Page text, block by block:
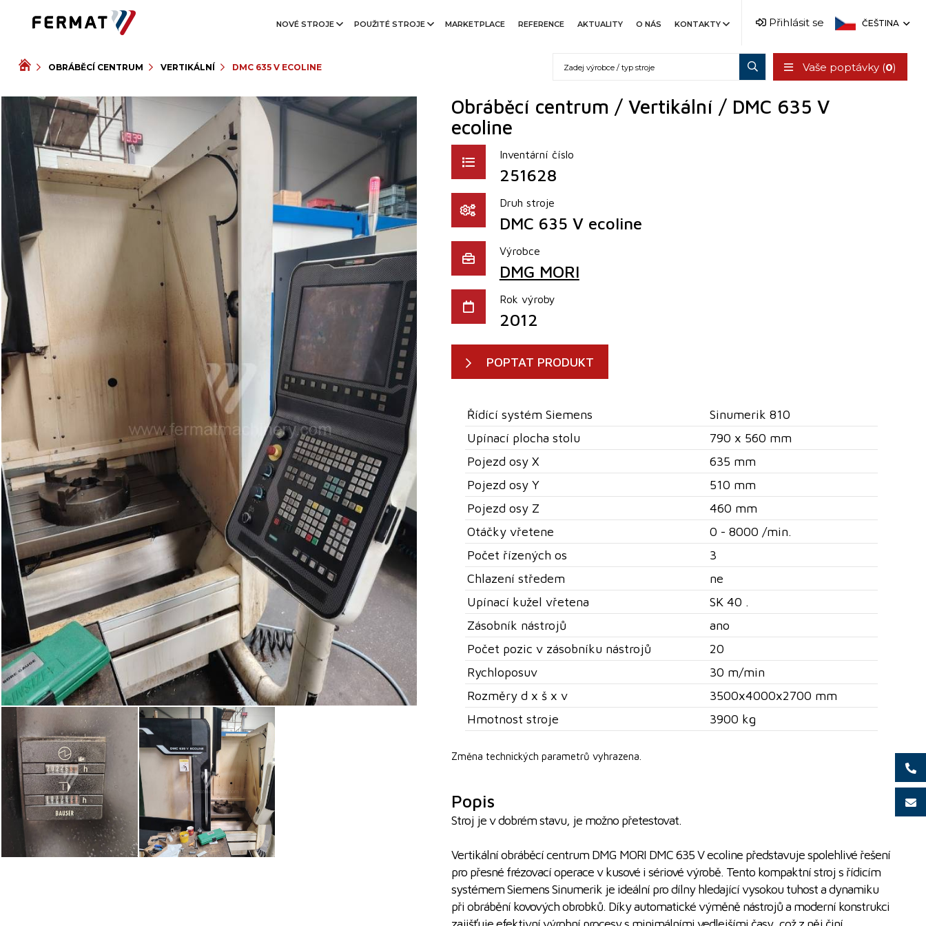
NOVÉ STROJE POUŽITÉ STROJE MARKETPLACE REFERENCE AKTUALITY O NÁS KONTAKTY Přihlásit se ČEŠTINA
OBRÁBĚCÍ CENTRUM VERTIKÁLNÍ DMC 635 V ECOLINE Vaše poptávky (0)
Obráběcí centrum / Vertikální / DMC 635 V
ecoline
Inventární číslo
251628
Druh stroje
DMC 635 V ecoline
Výrobce
DMG MORI
Rok výroby
2012
POPTAT PRODUKT
Řídící systém Siemens
Sinumerik 810
Upínací plocha stolu
790 x 560 mm
Pojezd osy X
635 mm
Pojezd osy Y
510 mm
Pojezd osy Z
460 mm
Otáčky vřetene
0 - 8000 /min.
Počet řízených os
3
Chlazení středem
ne
Upínací kužel vřetena
SK 40 .
Zásobník nástrojů
ano
Počet pozic v zásobníku nástrojů
20
Rychloposuv
30 m/min
Rozměry d x š x v
3500x4000x2700 mm
Hmotnost stroje
3900 kg
Změna technických parametrů vyhrazena.
Popis
Stroj je v dobrém stavu, je možno přetestovat.
Vertikální obráběcí centrum DMG MORI DMC 635 V ecoline představuje spolehlivé řešení
pro přesné frézovací operace v kusové i sériové výrobě. Tento kompaktní stroj s řídicím
systémem Siemens Sinumerik je ideální pro dílny hledající vysokou tuhost a dynamiku
při obrábění kovových obrobků. Díky automatické výměně nástrojů a moderní konstrukci